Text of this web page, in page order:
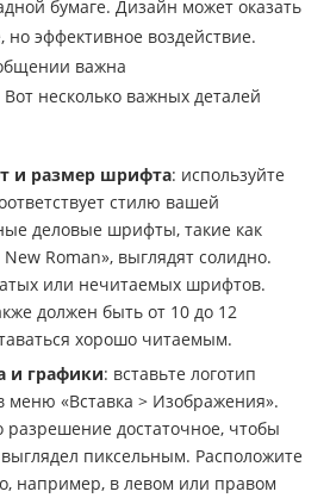
бумаге. Дизайн может оказать
но эффективное воздействие.
важна
несколько важных деталей
и размер шрифта: используйте
стилю вашей
деловые шрифты, такие как
Roman», выглядят солидно.
или нечитаемых шрифтов.
должен быть от 10 до 12
хорошо читаемым.
и графики: вставьте логотип
«Вставка > Изображения».
разрешение достаточное, чтобы
пиксельным. Расположите
например, в левом или правом